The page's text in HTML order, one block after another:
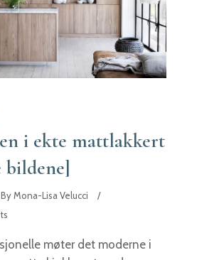
i ekte mattlakkert
bildene]
ByMona-Lisa Velucci
møter det moderne i